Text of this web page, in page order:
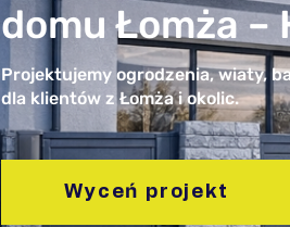
domu Łomża –
Projektujemy ogrodzenia, wiaty,
dla klientów z Łomża i okolic.
Wyceń projekt